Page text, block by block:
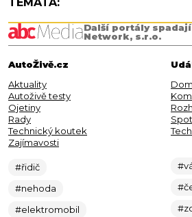
Další portály
Network, s.r.o.
AutoŽivě.cz
Aktuality
Autoživě testy
Ojetiny
Rady
Technický koutek
Zajímavosti
#řidič
#nehoda
#elektromobil